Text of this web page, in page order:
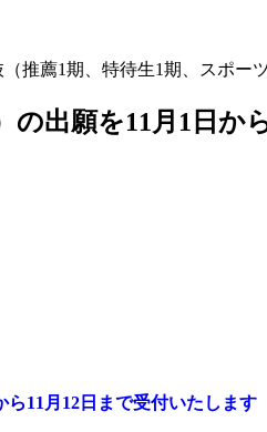
推薦1期、特待生1期、スポー
出願を11月1日か